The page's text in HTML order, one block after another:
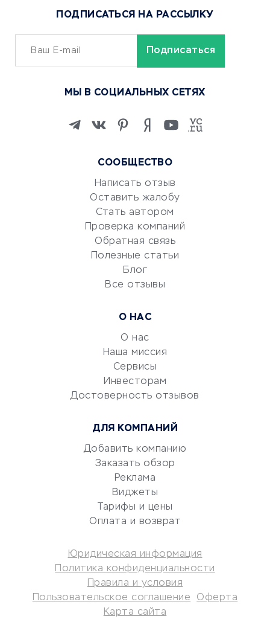
Сервисы доставки
ОБУЧЕНИЕ И РАБОТА
Изучение иностранных
Маркетинг и продажи
Репетиторство
Красота и здоровье
Сервисы по поиску работы
Сетевой маркетинг
УСЛУГИ ДЛЯ БИЗНЕСА
документооборот
Консалтинговые компании
Аудиторские компании
Бухгалтерия онлайн
КРЕДИТЫ И ЗАЙМЫ
Потребительские кредиты
Кредитные карты
Дебетовые карты
СООБЩЕСТВО
Написать отзыв
Оставить жалобу
Стать автором
Проверка компаний
Обратная связь
Полезные статьи
Блог
Все отзывы
О НАС
О нас
Наша миссия
Сервисы
Инвесторам
Достоверность отзывов
ДЛЯ КОМПАНИЙ
Добавить компанию
Заказать обзор
Реклама
Виджеты
Тарифы и цены
Оплата и возврат
ПОДПИСАТЬСЯ НА РАССЫЛКУ
МЫ В СОЦИАЛЬНЫХ СЕТЯХ
Юридическая информация
Политика конфиденциальности
Правила и условия
Пользовательское соглашение
Оферта
Карта сайта